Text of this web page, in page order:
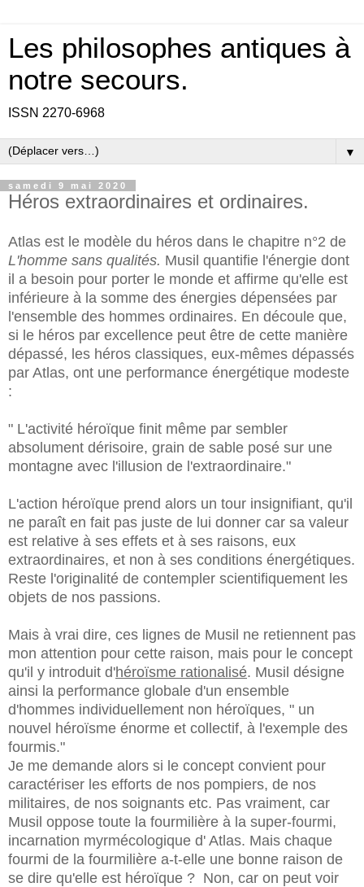
Les philosophes antiques à
notre secours.
ISSN 2270-6968
▼
samedi 9 mai 2020
Héros extraordinaires et ordinaires.
Atlas est le modèle du héros dans le chapitre n°2 de
L'homme sans qualités. Musil quantifie l'énergie dont
il a besoin pour porter le monde et affirme qu'elle est
inférieure à la somme des énergies dépensées par
l'ensemble des hommes ordinaires. En découle que,
si le héros par excellence peut être de cette manière
dépassé, les héros classiques, eux-mêmes dépassés
par Atlas, ont une performance énergétique modeste
:
" L'activité héroïque finit même par sembler
absolument dérisoire, grain de sable posé sur une
montagne avec l'illusion de l'extraordinaire."
L'action héroïque prend alors un tour insignifiant, qu'il
ne paraît en fait pas juste de lui donner car sa valeur
est relative à ses effets et à ses raisons, eux
extraordinaires, et non à ses conditions énergétiques.
Reste l'originalité de contempler scientifiquement les
objets de nos passions.
Mais à vrai dire, ces lignes de Musil ne retiennent pas
mon attention pour cette raison, mais pour le concept
qu'il y introduit d'héroïsme rationalisé. Musil désigne
ainsi la performance globale d'un ensemble
d'hommes individuellement non héroïques, " un
nouvel héroïsme énorme et collectif, à l'exemple des
fourmis."
Je me demande alors si le concept convient pour
caractériser les efforts de nos pompiers, de nos
militaires, de nos soignants etc. Pas vraiment, car
Musil oppose toute la fourmilière à la super-fourmi,
incarnation myrmécologique d' Atlas. Mais chaque
fourmi de la fourmilière a-t-elle une bonne raison de
se dire qu'elle est héroïque ? Non, car on peut voir